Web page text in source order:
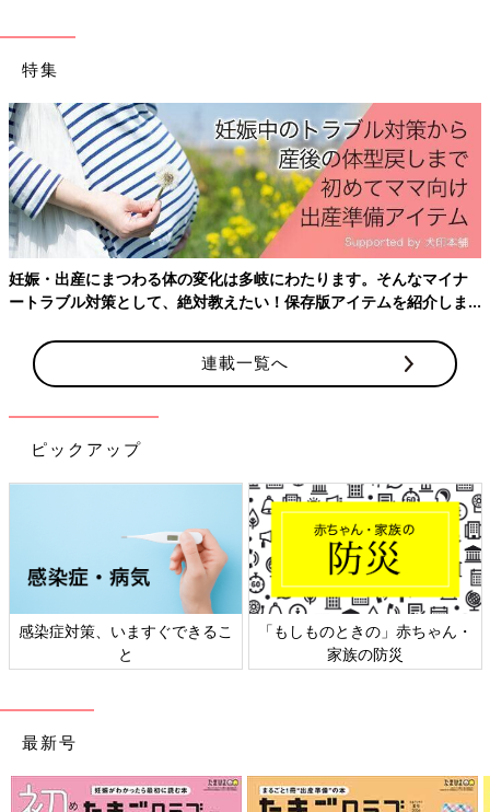
――ベネッセこども基金の助成事業である、医療的ケア等がある
子どもと家族の災害学習キャンプの開催に取り組まれた経緯を教
えてください。
戸泉 Orange Kids’Care Lab.では、医療的ケアを必要とする子ど
もたちにも「非日常の体験」に挑戦してほしいとの思いから、夏
休みを軽井沢で過ごす滞在体験「軽井沢キッズケアラボ」を
2015年より実施してきました（コロナ禍の2020年と2021年は一
時休止）。
この取り組みの参加者を募る際、「バリアフリーが十分でないと
ころに出かけるのは不安」「普段使っている備品が揃っていない
なら行くのは怖い」といった声が少なからず寄せられました。不
慣れな環境で生活せざるを得なくなる場面は、旅行だけではな
く、災害時にも想定されます。そういった場合に備えて、いつも
と違う環境でも医療的ケアを必要とするお子さんとご家族が自立
して行動できるスキルを身に付ける機会が必要なのではないかと
考えるようになりました。
また、Orange Kids’Care Lab.は、2016年の熊本地震の際に現地
か」という問題意識を持っていました。災害時を想定した暮らし
を実際に体験してみることで、必要な備えや支援の内容を改めて
確認できるのではないかとの思いもあって企画したのが、今回の
特集
妊娠・出産にまつわる体の変化は多岐にわたります。そんなマイナ
ートラブル対策として、絶対教えたい！保存版アイテムを紹介しま
連載一覧へ
ピックアップ
感染症対策、いますぐできるこ
と
「もしものときの」赤ちゃん・
家族の防災
最新号